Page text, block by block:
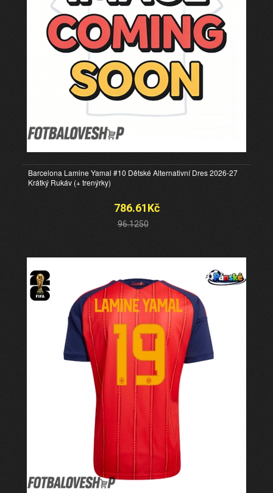
Barcelona Lamine Yamal #10 Dětské Alternativní Dres 2026-27
Krátký Rukáv (+ trenýrky)
786.61Kč
96.1250